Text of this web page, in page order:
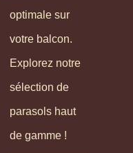
optimale sur
votre balcon.
Explorez notre
sélection de
parasols haut
de gamme !